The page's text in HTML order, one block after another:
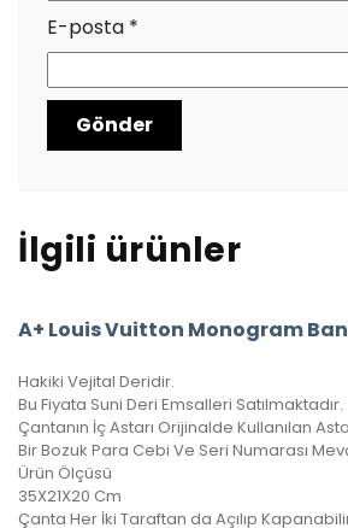
E-posta *
İlgili ürünler
Hakiki Vejital Deridir.
Bu Fiyata Suni Deri Emsalleri Satılmaktadır.
Çantanın İç Astarı Orijinalde Kullanılan
Bir Bozuk Para Cebi Ve Seri Numarası
Ürün Ölçüsü
35X21X20 Cm
Çanta Her İki Taraftan da Açılıp